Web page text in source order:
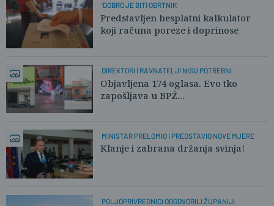
'DOBRO JE BITI OBRTNIK'
Predstavljen besplatni kalkulator
koji računa poreze i doprinose
DIREKTORI I RAVNATELJI NISU POTREBNI
Objavljena 174 oglasa. Evo tko
zapošljava u BPŽ...
MINISTAR PRELOMIO I PREDSTAVIO NOVE MJERE
Klanje i zabrana držanja svinja!
POLJOPRIVREDNICI ODGOVORILI ŽUPANIJI